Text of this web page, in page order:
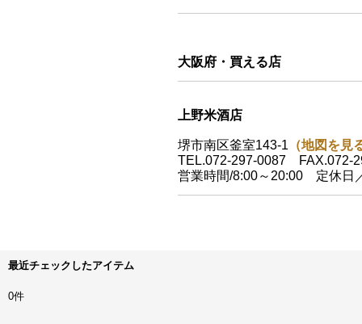
大阪府・買える店
上野米酒店
堺市南区釜室143-1 （地図を見
TEL.072-297-0087 FAX.072-
営業時間/8:00～20:00 定休日
最近チェックしたアイテム
0件